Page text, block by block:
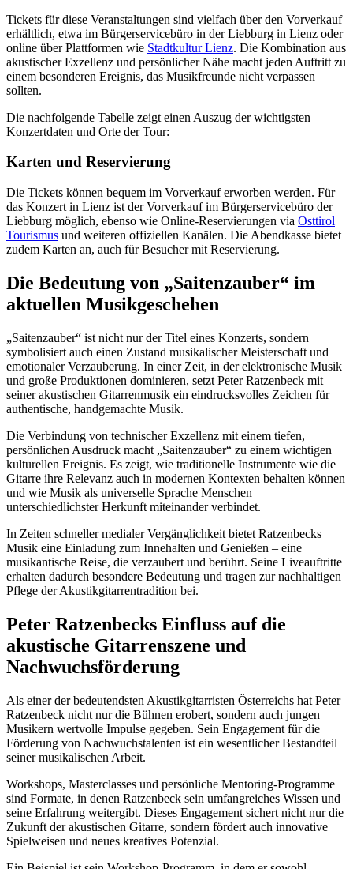
Tickets für diese Veranstaltungen sind vielfach über den Vorverkauf
erhältlich, etwa im Bürgerservicebüro in der Liebburg in Lienz oder
online über Plattformen wie Stadtkultur Lienz. Die Kombination aus
akustischer Exzellenz und persönlicher Nähe macht jeden Auftritt zu
einem besonderen Ereignis, das Musikfreunde nicht verpassen
sollten.
Die nachfolgende Tabelle zeigt einen Auszug der wichtigsten
Konzertdaten und Orte der Tour:
Karten und Reservierung
Die Tickets können bequem im Vorverkauf erworben werden. Für
das Konzert in Lienz ist der Vorverkauf im Bürgerservicebüro der
Liebburg möglich, ebenso wie Online-Reservierungen via Osttirol
Tourismus und weiteren offiziellen Kanälen. Die Abendkasse bietet
zudem Karten an, auch für Besucher mit Reservierung.
Die Bedeutung von „Saitenzauber“ im
aktuellen Musikgeschehen
„Saitenzauber“ ist nicht nur der Titel eines Konzerts, sondern
symbolisiert auch einen Zustand musikalischer Meisterschaft und
emotionaler Verzauberung. In einer Zeit, in der elektronische Musik
und große Produktionen dominieren, setzt Peter Ratzenbeck mit
seiner akustischen Gitarrenmusik ein eindrucksvolles Zeichen für
authentische, handgemachte Musik.
Die Verbindung von technischer Exzellenz mit einem tiefen,
persönlichen Ausdruck macht „Saitenzauber“ zu einem wichtigen
kulturellen Ereignis. Es zeigt, wie traditionelle Instrumente wie die
Gitarre ihre Relevanz auch in modernen Kontexten behalten können
und wie Musik als universelle Sprache Menschen
unterschiedlichster Herkunft miteinander verbindet.
In Zeiten schneller medialer Vergänglichkeit bietet Ratzenbecks
Musik eine Einladung zum Innehalten und Genießen – eine
musikantische Reise, die verzaubert und berührt. Seine Liveauftritte
erhalten dadurch besondere Bedeutung und tragen zur nachhaltigen
Pflege der Akustikgitarrentradition bei.
Peter Ratzenbecks Einfluss auf die
akustische Gitarrenszene und
Nachwuchsförderung
Als einer der bedeutendsten Akustikgitarristen Österreichs hat Peter
Ratzenbeck nicht nur die Bühnen erobert, sondern auch jungen
Musikern wertvolle Impulse gegeben. Sein Engagement für die
Förderung von Nachwuchstalenten ist ein wesentlicher Bestandteil
seiner musikalischen Arbeit.
Workshops, Masterclasses und persönliche Mentoring-Programme
sind Formate, in denen Ratzenbeck sein umfangreiches Wissen und
seine Erfahrung weitergibt. Dieses Engagement sichert nicht nur die
Zukunft der akustischen Gitarre, sondern fördert auch innovative
Spielweisen und neues kreatives Potenzial.